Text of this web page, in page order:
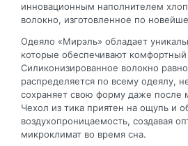
инновационным наполнителем
волокно, изготовленное по
Одеяло «Мирэль» обладает
которые обеспечивают
Силиконизированное волокно
распределяется по всему одеялу,
сохраняет свою форму даже после
Чехол из тика приятен на ощупь и
воздухопроницаемость, создавая
микроклимат во время сна.